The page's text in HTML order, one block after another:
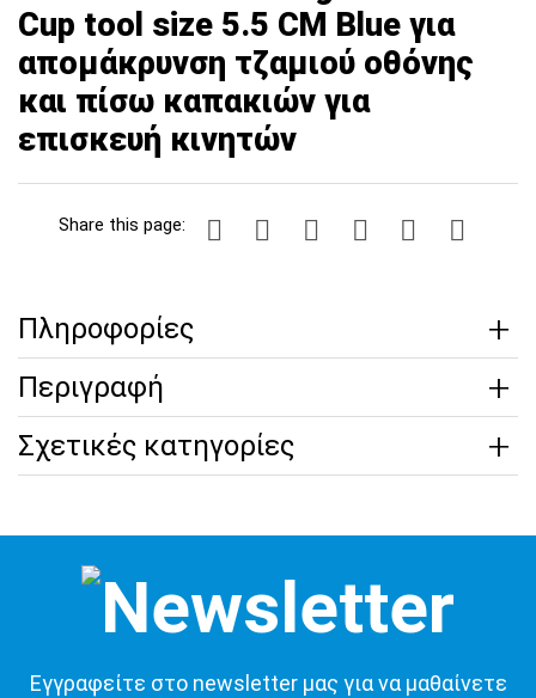
Cup tool size 5.5 CM Blue για
απομάκρυνση τζαμιού οθόνης
και πίσω καπακιών για
επισκευή κινητών
Share this page:
Πληροφορίες
Περιγραφή
Σχετικές κατηγορίες
Εγγραφείτε στο newsletter μας για να μαθαίνετε